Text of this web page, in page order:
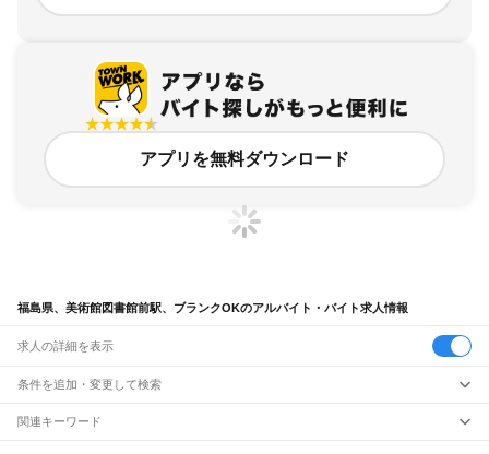
アプリを無料ダウンロード
福島県、美術館図書館前駅、ブランクOKのアルバイト・バイト求人情報
求人の詳細を表示
条件を追加・変更して検索
市区町村を追加・変更
関連キーワード